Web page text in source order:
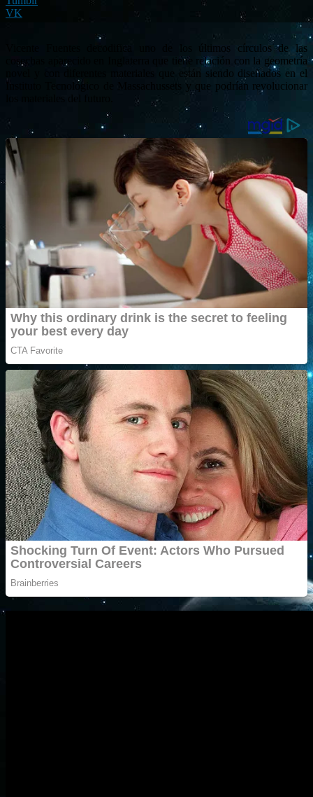
VK
Vicente Fuentes decodifica uno de los últimos círculos de las
cosechas aparecido en Inglaterra que tiene relación con la geometría
novel y con diferentes materiales que están siendo diseñados en el
Instituto Tecnológico de Massachussets y que podrían revolucionar